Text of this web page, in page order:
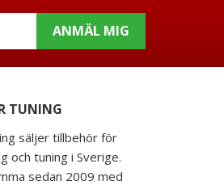
ANMÄL MIG
TUNING
säljer tillbehör för
och tuning i Sverige.
sedan 2009 med